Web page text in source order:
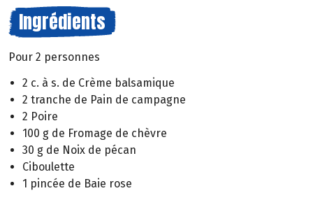
Ingrédients
Pour 2 personnes
2 c. à s. de Crème balsamique
2 tranche de Pain de campagne
2 Poire
100 g de Fromage de chèvre
30 g de Noix de pécan
Ciboulette
1 pincée de Baie rose